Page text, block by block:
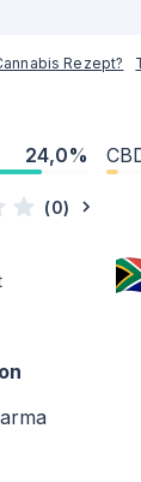
Rezept?
24,0%
(0)